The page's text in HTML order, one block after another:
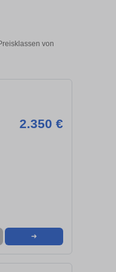
von
2.350 €
➜